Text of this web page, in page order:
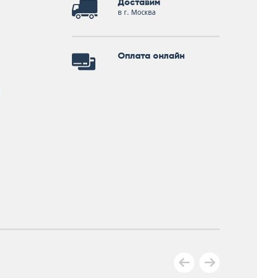
в г. Москва
Оплата онлайн